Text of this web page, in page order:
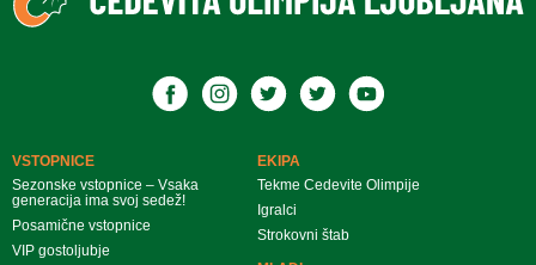
VSTOPNICE
Sezonske vstopnice – Vsaka
generacija ima svoj sedež!
Posamične vstopnice
VIP gostoljubje
EKIPA
Tekme Cedevite Olimpije
Igralci
Strokovni štab